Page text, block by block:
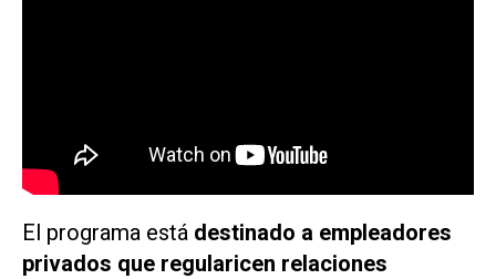
El programa está destinado a empleadores
privados que regularicen relaciones